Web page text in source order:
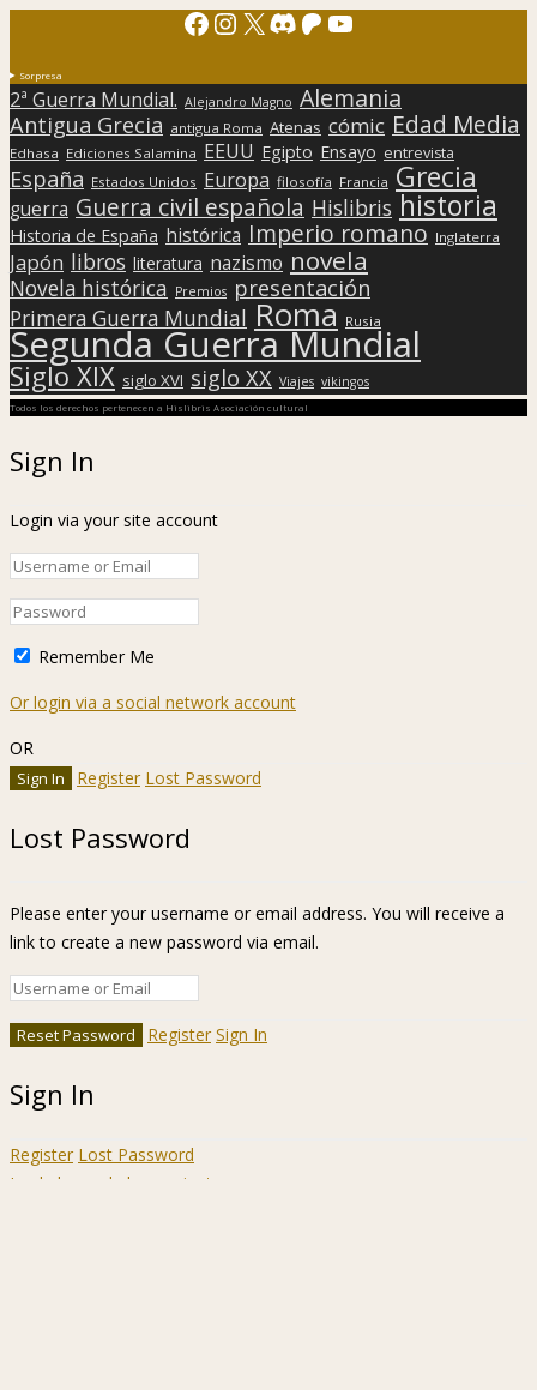
Facebook
Instagram
X Discord
Patreon
YouTube
Sorpresa
2ª Guerra Mundial. Alejandro Magno Alemania
Antigua Grecia antigua Roma Atenas cómic Edad Media
Edhasa Ediciones Salamina EEUU Egipto Ensayo entrevista
España Estados Unidos Europa filosofía Francia Grecia
guerra Guerra civil española Hislibris historia
Historia de España histórica Imperio romano Inglaterra
Japón libros literatura nazismo novela
Novela histórica Premios presentación
Primera Guerra Mundial Roma Rusia
Segunda Guerra Mundial
Siglo XIX siglo XVI siglo XX Viajes vikingos
Todos los derechos pertenecen a Hislibris Asociación cultural
Sign In
Login via your site account
Remember Me
Or login via a social network account
OR
Register Lost Password
Lost Password
Please enter your username or email address. You will receive a
link to create a new password via email.
Register Sign In
Sign In
Register Lost Password
Ir a la barra de herramientas